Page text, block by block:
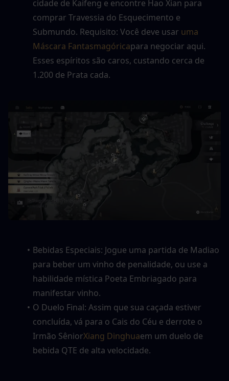
cidade de Kaifeng e encontre Hao Xian para
comprar Travessia do Esquecimento e
Submundo. Requisito: Você deve usar uma
Máscara Fantasmagóricapara negociar aqui.
Esses espíritos são caros, custando cerca de
1.200 de Prata cada.
Bebidas Especiais: Jogue uma partida de Madiao
para beber um vinho de penalidade, ou use a
habilidade mística Poeta Embriagado para
manifestar vinho.
O Duelo Final: Assim que sua caçada estiver
concluída, vá para o Cais do Céu e derrote o
Irmão SêniorXiang Dinghuaem um duelo de
bebida QTE de alta velocidade.